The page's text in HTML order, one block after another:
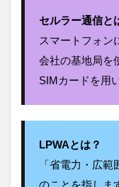
セルラー通信と
スマートフォン
会社の基地局を
SIMカードを用
LPWAとは？
「省電力・広